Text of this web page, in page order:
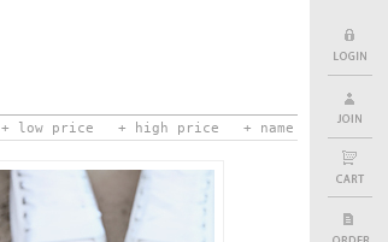
+ low price + high price + name